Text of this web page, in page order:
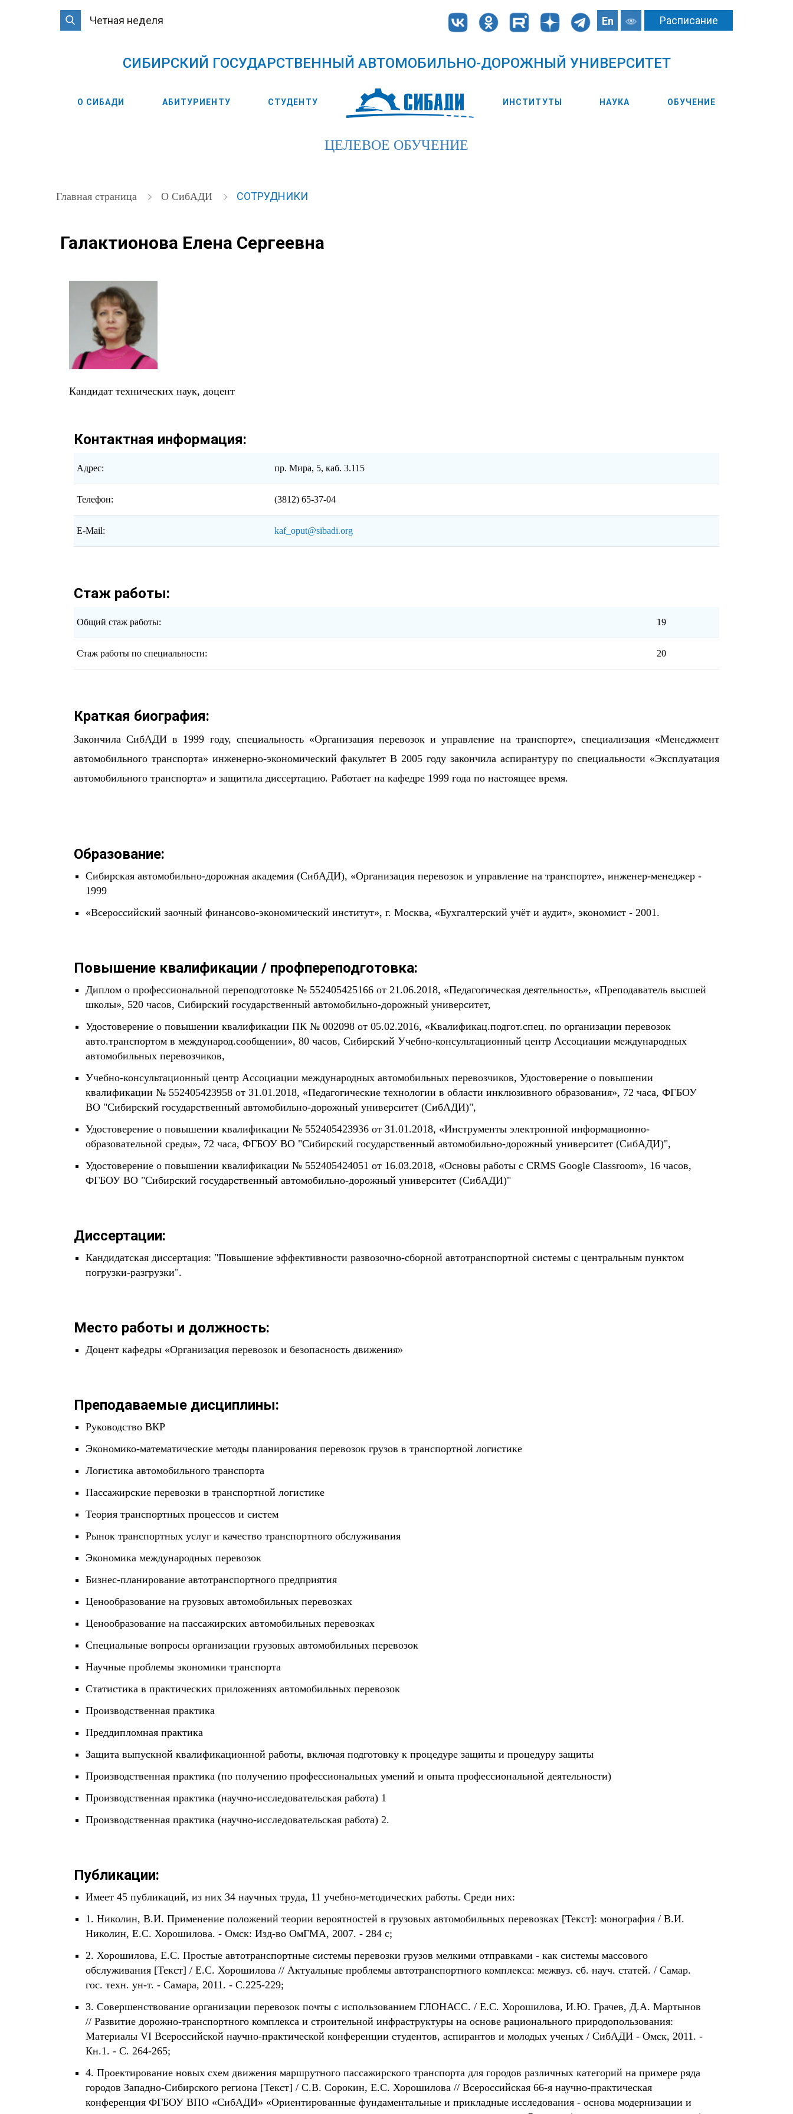
Четная неделя En Расписание
CИБИРСКИЙ ГОСУДАРСТВЕННЫЙ АВТОМОБИЛЬНО-ДОРОЖНЫЙ УНИВЕРСИТЕТ
О СИБАДИ АБИТУРИЕНТУ СТУДЕНТУ ИНСТИТУТЫ НАУКА ОБУЧЕНИЕ
ЦЕЛЕВОЕ ОБУЧЕНИЕ
Главная страница О СибАДИ СОТРУДНИКИ
Галактионова Елена Сергеевна
Кандидат технических наук, доцент
Контактная информация:
Адрес: пр. Мира, 5, каб. 3.115
Телефон: (3812) 65-37-04
E-Mail: kaf_oput@sibadi.org
Стаж работы:
Общий стаж работы: 19
Стаж работы по специальности: 20
Краткая биография:
Закончила СибАДИ в 1999 году, специальность «Организация перевозок и управление на транспорте», специализация «Менеджмент
автомобильного транспорта» инженерно-экономический факультет В 2005 году закончила аспирантуру по специальности «Эксплуатация
автомобильного транспорта» и защитила диссертацию. Работает на кафедре 1999 года по настоящее время.
Образование:
Сибирская автомобильно-дорожная академия (СибАДИ), «Организация перевозок и управление на транспорте», инженер-менеджер -
1999
«Всероссийский заочный финансово-экономический институт», г. Москва, «Бухгалтерский учёт и аудит», экономист - 2001.
Повышение квалификации / профпереподготовка:
Диплом о профессиональной переподготовке № 552405425166 от 21.06.2018, «Педагогическая деятельность», «Преподаватель высшей
школы», 520 часов, Сибирский государственный автомобильно-дорожный университет,
Удостоверение о повышении квалификации ПК № 002098 от 05.02.2016, «Квалификац.подгот.спец. по организации перевозок
авто.транспортом в международ.сообщении», 80 часов, Сибирский Учебно-консультационный центр Ассоциации международных
автомобильных перевозчиков,
Учебно-консультационный центр Ассоциации международных автомобильных перевозчиков, Удостоверение о повышении
квалификации № 552405423958 от 31.01.2018, «Педагогические технологии в области инклюзивного образования», 72 часа, ФГБОУ
ВО "Сибирский государственный автомобильно-дорожный университет (СибАДИ)",
Удостоверение о повышении квалификации № 552405423936 от 31.01.2018, «Инструменты электронной информационно-
образовательной среды», 72 часа, ФГБОУ ВО "Сибирский государственный автомобильно-дорожный университет (СибАДИ)",
Удостоверение о повышении квалификации № 552405424051 от 16.03.2018, «Основы работы с CRMS Google Classroom», 16 часов,
ФГБОУ ВО "Сибирский государственный автомобильно-дорожный университет (СибАДИ)"
Диссертации:
Кандидатская диссертация: "Повышение эффективности развозочно-сборной автотранспортной системы с центральным пунктом
погрузки-разгрузки".
Место работы и должность:
Доцент кафедры «Организация перевозок и безопасность движения»
Преподаваемые дисциплины:
Руководство ВКР
Экономико-математические методы планирования перевозок грузов в транспортной логистике
Логистика автомобильного транспорта
Пассажирские перевозки в транспортной логистике
Теория транспортных процессов и систем
Рынок транспортных услуг и качество транспортного обслуживания
Экономика международных перевозок
Бизнес-планирование автотранспортного предприятия
Ценообразование на грузовых автомобильных перевозках
Ценообразование на пассажирских автомобильных перевозках
Специальные вопросы организации грузовых автомобильных перевозок
Научные проблемы экономики транспорта
Статистика в практических приложениях автомобильных перевозок
Производственная практика
Преддипломная практика
Защита выпускной квалификационной работы, включая подготовку к процедуре защиты и процедуру защиты
Производственная практика (по получению профессиональных умений и опыта профессиональной деятельности)
Производственная практика (научно-исследовательская работа) 1
Производственная практика (научно-исследовательская работа) 2.
Публикации:
Имеет 45 публикаций, из них 34 научных труда, 11 учебно-методических работы. Среди них:
1. Николин, В.И. Применение положений теории вероятностей в грузовых автомобильных перевозках [Текст]: монография / В.И.
Николин, Е.С. Хорошилова. - Омск: Изд-во ОмГМА, 2007. - 284 с;
2. Хорошилова, Е.С. Простые автотранспортные системы перевозки грузов мелкими отправками - как системы массового
обслуживания [Текст] / Е.С. Хорошилова // Актуальные проблемы автотранспортного комплекса: межвуз. сб. науч. статей. / Самар.
гос. техн. ун-т. - Самара, 2011. - С.225-229;
3. Совершенствование организации перевозок почты с использованием ГЛОНАСС. / Е.С. Хорошилова, И.Ю. Грачев, Д.А. Мартынов
// Развитие дорожно-транспортного комплекса и строительной инфраструктуры на основе рационального природопользования:
Материалы VI Всероссийской научно-практической конференции студентов, аспирантов и молодых ученых / СибАДИ - Омск, 2011. -
Кн.1. - С. 264-265;
4. Проектирование новых схем движения маршрутного пассажирского транспорта для городов различных категорий на примере ряда
городов Западно-Сибирского региона [Текст] / С.В. Сорокин, Е.С. Хорошилова // Всероссийская 66-я научно-практическая
конференция ФГБОУ ВПО «СибАДИ» «Ориентированные фундаментальные и прикладные исследования - основа модернизации и